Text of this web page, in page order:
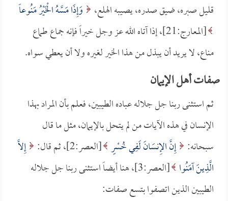
قليل صبره، ضيق صدره، يصيبه الهلع،
وَإِذَا مَسَّهُ الْخَيْرُ مَنُوعاً
[المعارج:21]، إذا آتاه الله عز وجل خيراً فإنه جماع طماع
مناع، لا يريد أن يبذل من هذا الخير لغيره ولا أن يعطي سواه.
صفات أهل الإيمان
ثم استثنى ربنا جل جلاله عباده الطيبين، فعلم بأن المراد بهذا
الإنسان في هذه الآيات من لم يتحل بالإيمان، مثل ما قال
سبحانه: إِنَّ الإِنسَانَ لَفِي خُسْرٍ [العصر:2]، ثم قال:
إِلاَّ
الَّذِينَ آمَنُوا
[العصر:3]، هنا أيضاً استثنى ربنا جل جلاله
الطيبين الذين اتصفوا بتسع صفات: